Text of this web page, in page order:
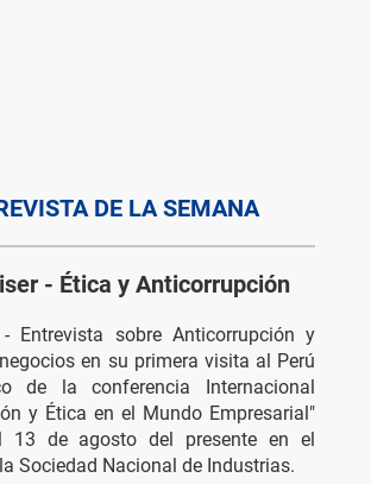
DE LA SEMANA
- Ética y Anticorrupción
Entrevista sobre Anticorrupción y
en su primera visita al Perú
de la conferencia Internacional
y Ética en el Mundo Empresarial"
13 de agosto del presente en el
Sociedad Nacional de Industrias.